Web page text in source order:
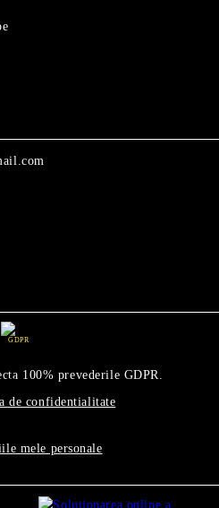
GDPR
100% prevederile GDPR.
de confidentialitate
mele personale